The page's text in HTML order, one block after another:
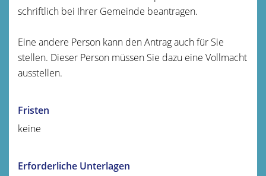
schriftlich bei Ihrer Gemeinde beantragen.
Eine andere Person kann den Antrag auch für Sie
stellen. Dieser Person müssen Sie dazu eine Vollmacht
ausstellen.
Fristen
keine
Erforderliche Unterlagen